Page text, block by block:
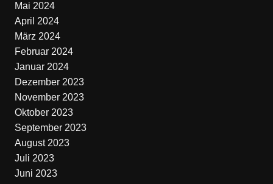
Mai 2024
April 2024
März 2024
Februar 2024
Januar 2024
Dezember 2023
November 2023
Oktober 2023
September 2023
August 2023
Juli 2023
Juni 2023